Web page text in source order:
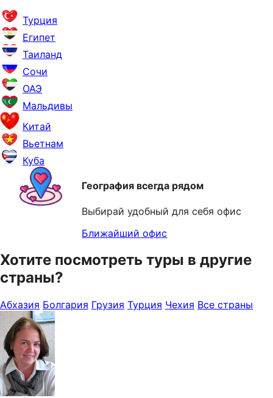
Турция
Египет
Таиланд
Сочи
ОАЭ
Мальдивы
Китай
Вьетнам
Куба
География всегда рядом
Выбирай удобный для себя офис
Ближайший офис
Хотите посмотреть туры в другие
страны?
Абхазия Болгария Грузия Турция Чехия Все страны